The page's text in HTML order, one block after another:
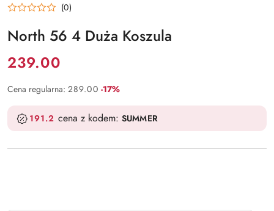
(0)
North 56 4 Duża Koszula
Cena:
239.00
Cena regularna: 289.00 Rabat:
-17%
191.2 cena z kodem: SUMMER